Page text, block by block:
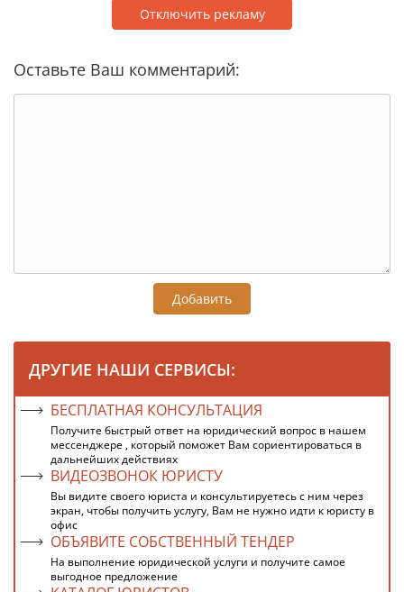
Отключить рекламу
Оставьте Ваш комментарий:
Добавить
ДРУГИЕ НАШИ СЕРВИСЫ:
БЕСПЛАТНАЯ КОНСУЛЬТАЦИЯ
Получите быстрый ответ на юридический вопрос в нашем
мессенджере , который поможет Вам сориентироваться в
дальнейших действиях
ВИДЕОЗВОНОК ЮРИСТУ
Вы видите своего юриста и консультируетесь с ним через
экран, чтобы получить услугу, Вам не нужно идти к юристу в
офис
ОБЪЯВИТЕ СОБСТВЕННЫЙ ТЕНДЕР
На выполнение юридической услуги и получите самое
выгодное предложение